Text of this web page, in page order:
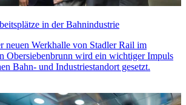
in der Bahnindustrie
neuen Werkhalle von Stadler Rail im
Obersiebenbrunn wird ein wichtiger Impuls
Bahn‑ und Industriestandort gesetzt.